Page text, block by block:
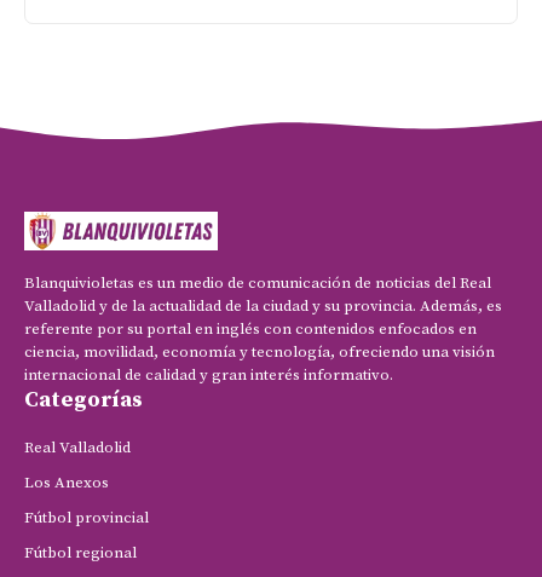
Blanquivioletas es un medio de comunicación de noticias del Real
Valladolid y de la actualidad de la ciudad y su provincia. Además, es
referente por su portal en inglés con contenidos enfocados en
ciencia, movilidad, economía y tecnología, ofreciendo una visión
internacional de calidad y gran interés informativo.
Categorías
Real Valladolid
Los Anexos
Fútbol provincial
Fútbol regional